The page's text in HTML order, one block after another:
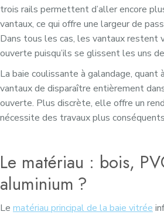
trois rails permettent d’aller encore
vantaux, ce qui offre une largeur de
Dans tous les cas, les vantaux restent
ouverte puisqu’ils se glissent les uns
La baie coulissante à galandage, quant
vantaux de disparaître entièrement
ouverte. Plus discrète, elle offre un
nécessite des travaux plus
Le matériau : bois,
aluminium ?
Le matériau principal de la baie vitrée